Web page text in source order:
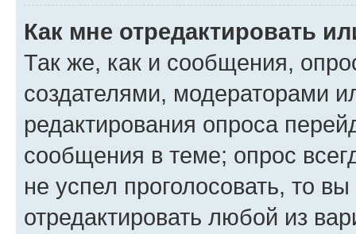
Как мне отредактировать
Так же, как и сообщения,
создателями, модераторами
редактирования опроса
сообщения в теме; опрос
не успел проголосовать, то
отредактировать любой из